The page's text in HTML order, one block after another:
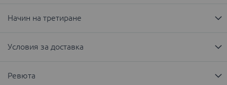
Начин на третиране
Условия за доставка
Ревюта